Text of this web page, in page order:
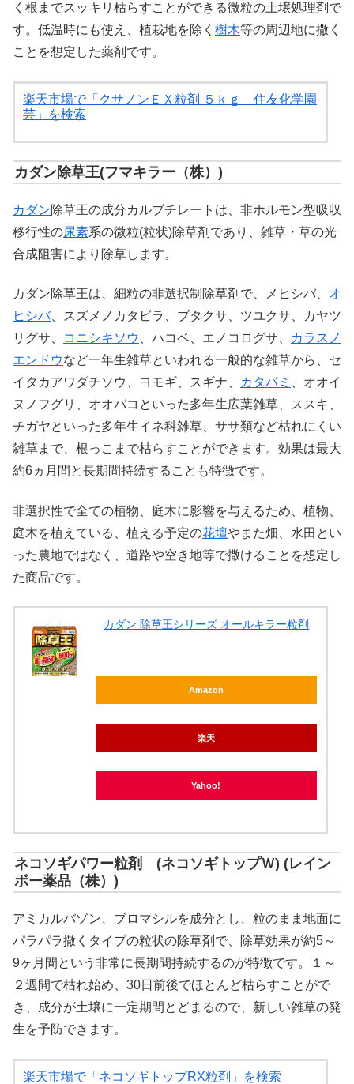
く根までスッキリ枯らすことができる微粒の土壌処理剤で
す。低温時にも使え、植栽地を除く 樹木等の周辺地に撒く
ことを想定した薬剤です。
楽天市場で「クサノンＥＸ粒剤 ５ｋｇ 住友化学園
芸」を検索
カダン除草王(フマキラー（株）)
カダン除草王の成分カルブチレートは、非ホルモン型吸収
移行性の尿素系の微粒(粒状)除草剤であり、雑草・草の光
合成阻害により除草します。
カダン除草王は、細粒の非選択制除草剤で、メヒシバ、 オ
ヒシバ、スズメノカタビラ、ブタクサ、ツユクサ、カヤツ
リグサ、
コニシキソウ 、ハコベ、エノコログサ、
カラスノ
エンドウなど一年生雑草といわれる一般的な雑草から、セ
イタカアワダチソウ、ヨモギ、スギナ、
カタバミ 、オオイ
ヌノフグリ、オオバコといった多年生広葉雑草、ススキ、
チガヤといった多年生イネ科雑草、ササ類など枯れにくい
雑草まで、根っこまで枯らすことができます。効果は最大
約6ヵ月間と長期間持続することも特徴です。
非選択性で全ての植物、庭木に影響を与えるため、植物、
庭木を植えている、植える予定の花壇やまた畑、水田とい
った農地ではなく、道路や空き地等で撒けることを想定し
た商品です。
カダン 除草王シリーズ オールキラー粒剤
Amazon
楽天
Yahoo!
ネコソギパワー粒剤 (ネコソギトップＷ) (レイン
ボー薬品（株）)
アミカルバゾン、ブロマシルを成分とし、粒のまま地面に
パラパラ撒くタイプの粒状の除草剤で、除草効果が約5～
9ヶ月間という非常に長期間持続するのが特徴です。１～
２週間で枯れ始め、30日前後でほとんど枯らすことがで
き、成分が土壌に一定期間とどまるので、新しい雑草の発
生を予防できます。
楽天市場で「ネコソギトップRX粒剤」を検索